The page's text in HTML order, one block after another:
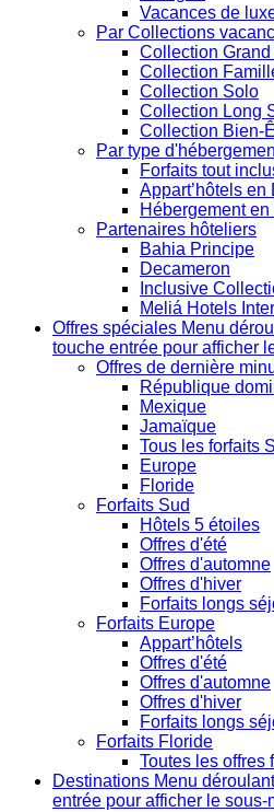
Vacances de
Par Collections
Collection
Collection
Collection Solo
Collection Long
Collection Bien-
Par type
Forfaits tout
Appart’hôtels en
Hébergement en
Partenaires hôteliers
Bahia Principe
Decameron
Inclusive
Meliá Hotels
Offres spéciales Menu
touche entrée pour afficher
Offres de dernière
République
Mexique
Jamaïque
Tous les forfaits
Europe
Floride
Forfaits Sud
Hôtels 5 étoiles
Offres d'été
Offres d'automne
Offres d'hiver
Forfaits longs
Forfaits Europe
Appart’hôtels
Offres d'été
Offres d'automne
Offres d'hiver
Forfaits longs
Forfaits Floride
Toutes les offres
Destinations Menu
entrée pour afficher le sous-